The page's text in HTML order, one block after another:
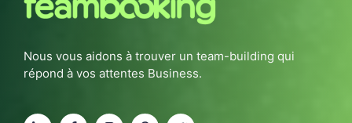
Nous vous aidons à trouver un team-building qui
répond à vos attentes Business.